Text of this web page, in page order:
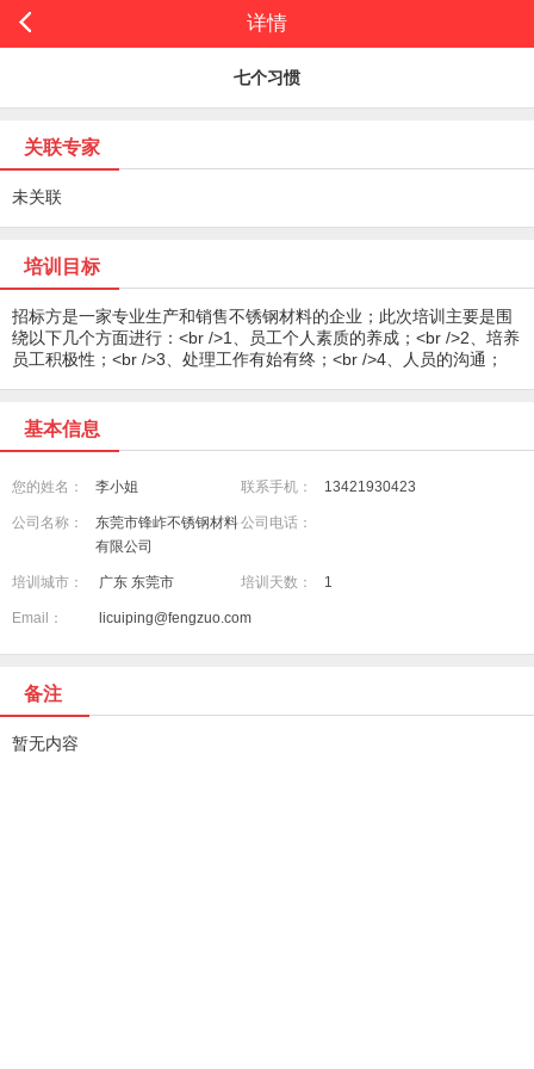
详情
七个习惯
关联专家
未关联
培训目标
招标方是一家专业生产和销售不锈钢材料的企业；此次培训主要是围
绕以下几个方面进行：<br />1、员工个人素质的养成；<br />2、培养
员工积极性；<br />3、处理工作有始有终；<br />4、人员的沟通；
基本信息
您的姓名： 李小姐 联系手机： 13421930423
公司名称：
东莞市锋岞不锈钢材料
有限公司
公司电话：
培训城市： 广东 东莞市 培训天数： 1
Email： licuiping@fengzuo.com
备注
暂无内容